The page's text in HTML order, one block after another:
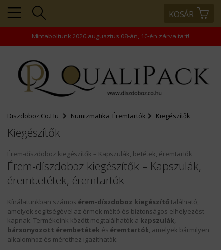
Mintaboltunk 2026.augusztus 08-án, 10-én zárva tart!
KOSÁR
+36203343866
+36203458445
+36202463938
rendeles@comptech-
MENÜ
KOSÁR
PROFIL
KÍNÁLATUNK
Diszdoboz.co.hu Numizmatika, Éremtartók Kiegészítők
Kiegészítők
Érem-díszdoboz kiegészítők – Kapszulák, betétek, éremtartók
Érem-díszdoboz kiegészítők – Kapszulák,
érembetétek, éremtartók
Kínálatunkban számos érem-díszdoboz kiegészítő található,
amelyek segítségével az érmek méltó és biztonságos elhelyezést
kapnak. Termékeink között megtalálhatók a kapszulák,
bársonyozott érembetétek és éremtartók, amelyek bármilyen
alkalomhoz és mérethez igazíthatók.